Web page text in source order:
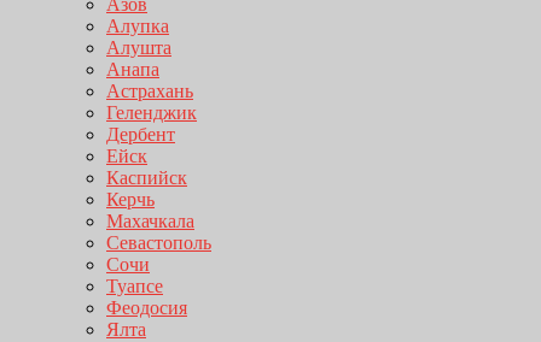
Азов
Алупка
Алушта
Анапа
Астрахань
Геленджик
Дербент
Ейск
Каспийск
Керчь
Махачкала
Севастополь
Сочи
Туапсе
Феодосия
Ялта